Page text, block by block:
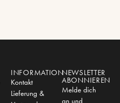
INFORMATION
Kontakt
Lieferung &
NEWSLETTER
ABONNIEREN
Melde dich